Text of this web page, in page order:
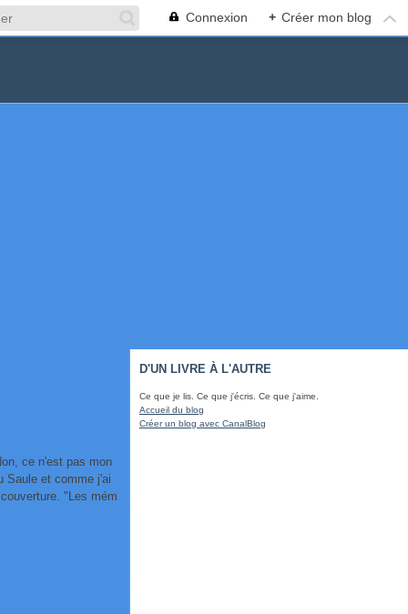
Connexion + Créer mon blog
ce n'est pas mon
Saule et comme j'ai
"Les mém
D'UN LIVRE À L'AUTRE
Ce que je lis. Ce que j'écris. Ce que j'aime.
Accueil du blog
Créer un blog avec CanalBlog